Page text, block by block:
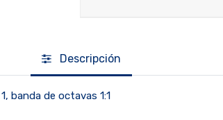
Descripción
banda de octavas 1:1